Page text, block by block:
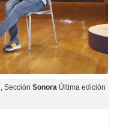
, Sección Sonora Última edición